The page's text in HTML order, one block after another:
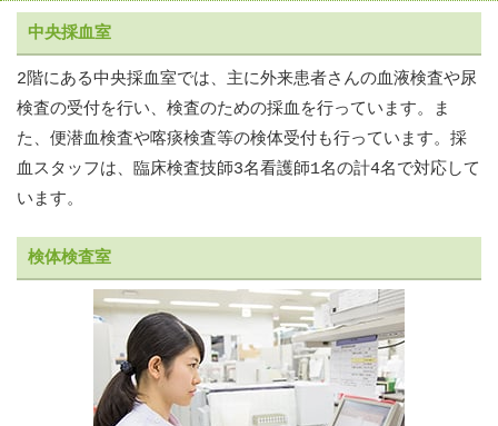
中央採血室
2階にある中央採血室では、主に外来患者さんの血液検査や尿
検査の受付を行い、検査のための採血を行っています。ま
た、便潜血検査や喀痰検査等の検体受付も行っています。採
血スタッフは、臨床検査技師3名看護師1名の計4名で対応して
います。
検体検査室